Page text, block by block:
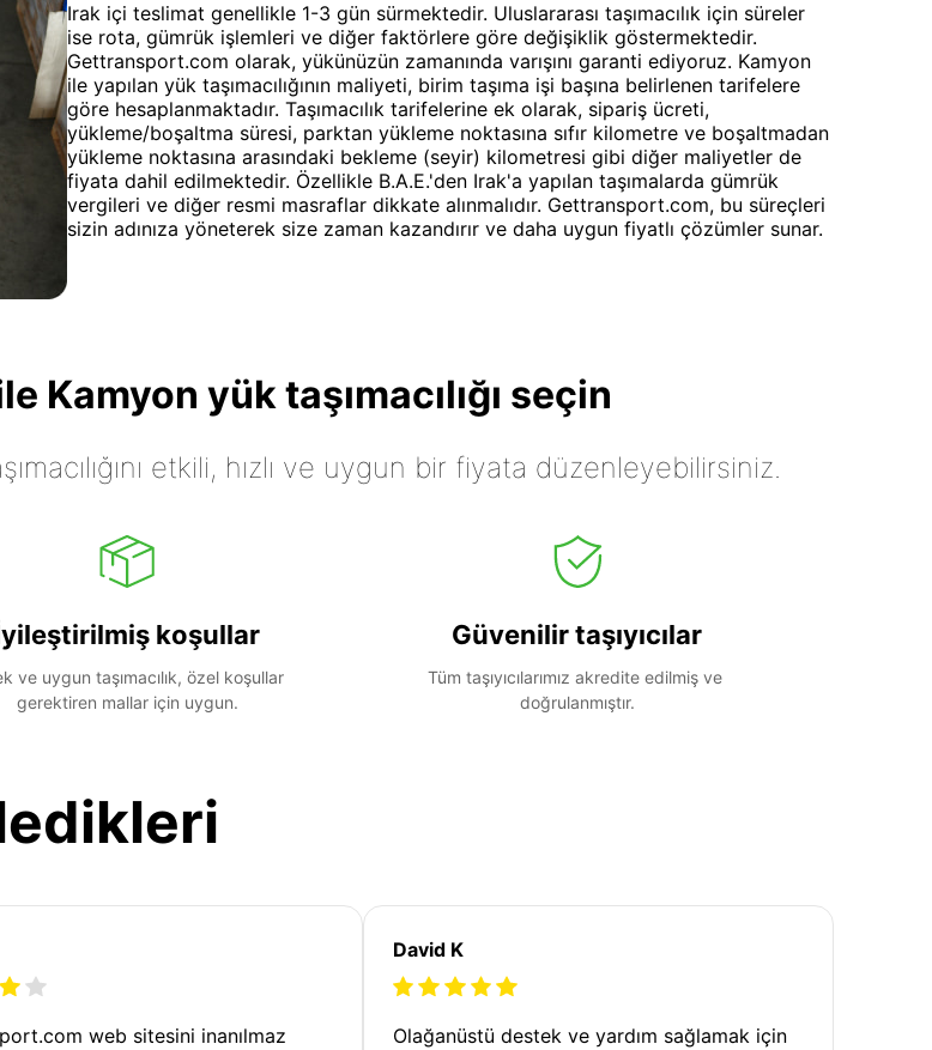
Irak içi teslimat genellikle 1-3 gün sürmektedir. Uluslararası taşımacılık için süreler
ise rota, gümrük işlemleri ve diğer faktörlere göre değişiklik göstermektedir.
Gettransport.com olarak, yükünüzün zamanında varışını garanti ediyoruz. Kamyon
ile yapılan yük taşımacılığının maliyeti, birim taşıma işi başına belirlenen tarifelere
göre hesaplanmaktadır. Taşımacılık tarifelerine ek olarak, sipariş ücreti,
yükleme/boşaltma süresi, parktan yükleme noktasına sıfır kilometre ve boşaltmadan
yükleme noktasına arasındaki bekleme (seyir) kilometresi gibi diğer maliyetler de
fiyata dahil edilmektedir. Özellikle B.A.E.'den Irak'a yapılan taşımalarda gümrük
vergileri ve diğer resmi masraflar dikkate alınmalıdır. Gettransport.com, bu süreçleri
sizin adınıza yöneterek size zaman kazandırır ve daha uygun fiyatlı çözümler sunar.
Kamyon yük taşımacılığı seçin
etkili, hızlı ve uygun bir fiyata düzenleyebilirsiniz.
koşullar
ve uygun taşımacılık, özel koşullar
gerektiren mallar için uygun.
Güvenilir taşıyıcılar
Tüm taşıyıcılarımız akredite edilmiş ve
doğrulanmıştır.
web sitesini inanılmaz
David K
Olağanüstü destek ve yardım sağlamak için